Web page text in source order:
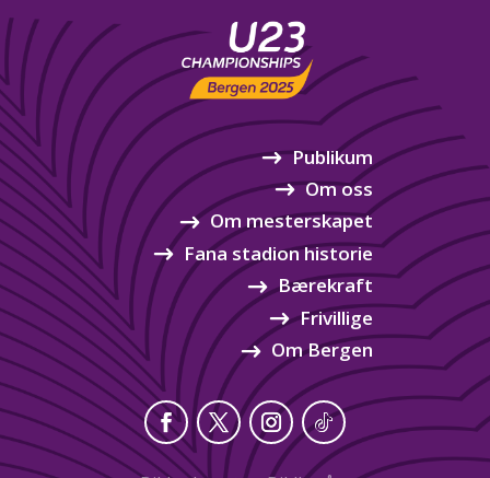
Publikum
Om oss
Om mesterskapet
Fana stadion historie
Bærekraft
Frivillige
Om Bergen
FacebookTwitterInstagram
Følg